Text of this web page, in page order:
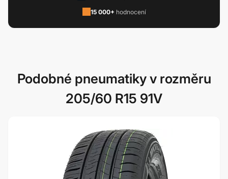
15 000+ hodnocení
Podobné pneumatiky v rozměru
205/60 R15 91V